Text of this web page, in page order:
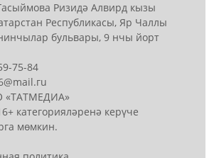
Ризидә Алвирд кызы
Республикасы, Яр Чаллы
бульвары, 9 нчы йорт
75-84
«ТАТМЕДИА»
категорияләренә керүче
мөмкин.